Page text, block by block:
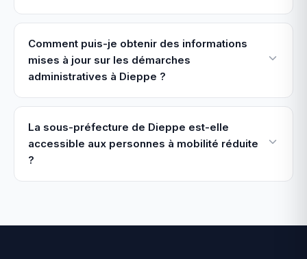
Comment puis-je obtenir des informations
mises à jour sur les démarches
administratives à Dieppe ?
La sous-préfecture de Dieppe est-elle
accessible aux personnes à mobilité réduite
?